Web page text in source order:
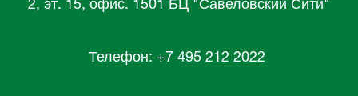
Телефон: +7 495 212 2022